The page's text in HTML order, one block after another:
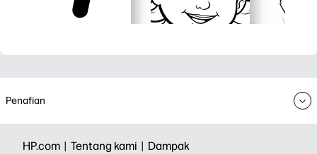
Penafian
HP.com | Tentang kami | Dampak